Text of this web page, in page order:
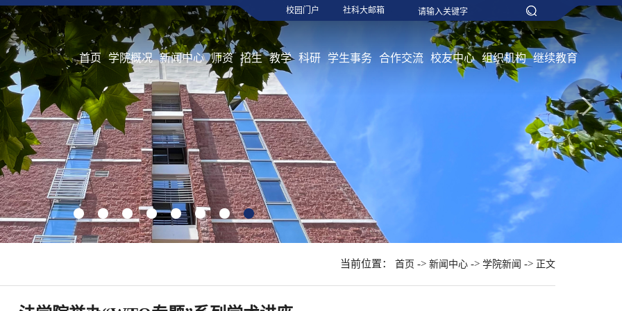
校园门户 社科大邮箱
首页 学院概况 新闻中心 师资 招生 教学 科研 学生事务 合作交流 校友中心 组织机构 继续教育
1 2 3 4 5 6 7 8
当前位置： 首页 -> 新闻中心 -> 学院新闻 -> 正文